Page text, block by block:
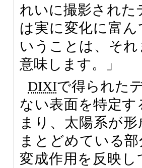
れいに撮影された
は実に変化に富
いうことは、そ
意味します。」
DIXIで得られた
ない表面を特定
まり、太陽系が
まとどめている
変成作用を反映